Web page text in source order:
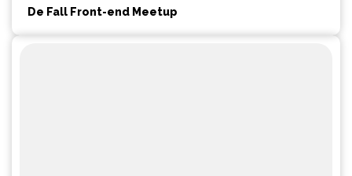
De Fall Front-end Meetup